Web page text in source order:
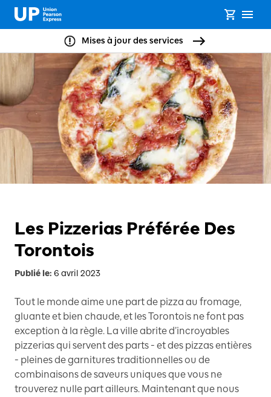
Mises à jour des services
Les Pizzerias Préférée Des
Torontois
Publié le: 6 avril 2023
Tout le monde aime une part de pizza au fromage,
gluante et bien chaude, et les Torontois ne font pas
exception à la règle. La ville abrite d’incroyables
pizzerias qui servent des parts - et des pizzas entières
- pleines de garnitures traditionnelles ou de
combinaisons de saveurs uniques que vous ne
trouverez nulle part ailleurs. Maintenant que nous